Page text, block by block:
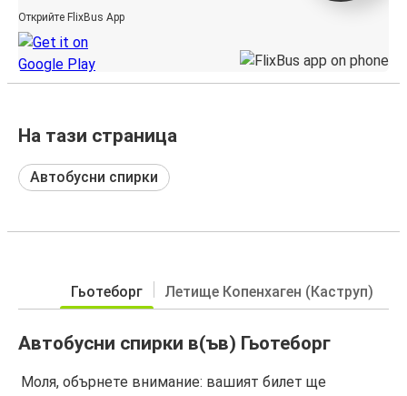
Открийте FlixBus App
На тази страница
Автобусни спирки
Гьотеборг Летище Копенхаген (Каструп)
Автобусни спирки в(ъв) Гьотеборг
Моля, обърнете внимание: вашият билет ще